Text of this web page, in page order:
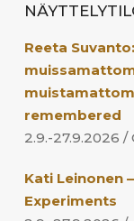
Reeta
remembered
2.9.-27.9.2026 /
Kati Leinonen
Experiments